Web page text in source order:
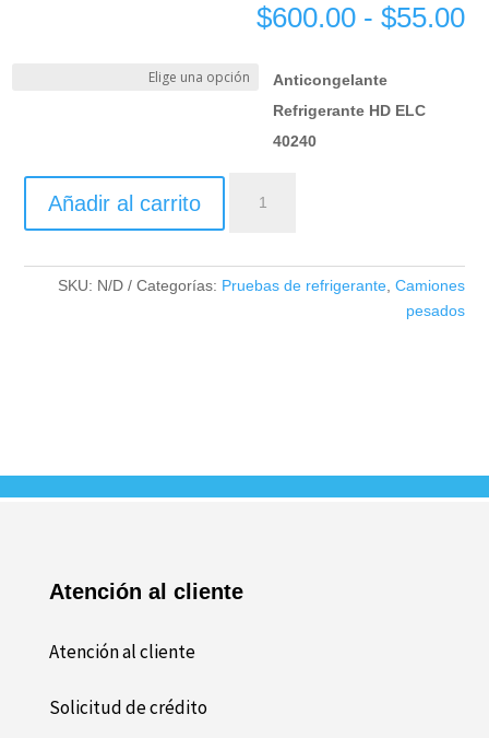
$55.00
-
$600.00
Anticongelante
Refrigerante HD ELC
40240
Coolant
40240
Añadir al carrito
SKU: N/D Categorías: Pruebas de refrigerante, Camiones
pesados
Atención al cliente
Atención al cliente
Solicitud de crédito